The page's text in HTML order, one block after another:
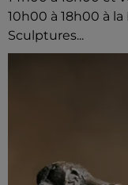
10h00 à 18h00 à
Sculptures...